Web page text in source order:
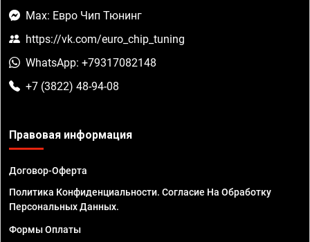
Max: Евро Чип Тюнинг
https://vk.com/euro_chip_tuning
WhatsApp: +79317082148
+7 (3822) 48-94-08
Правовая информация
Договор-Оферта
Политика Конфиденциальности. Согласие На Обработку
Персональных Данных.
Формы Оплаты